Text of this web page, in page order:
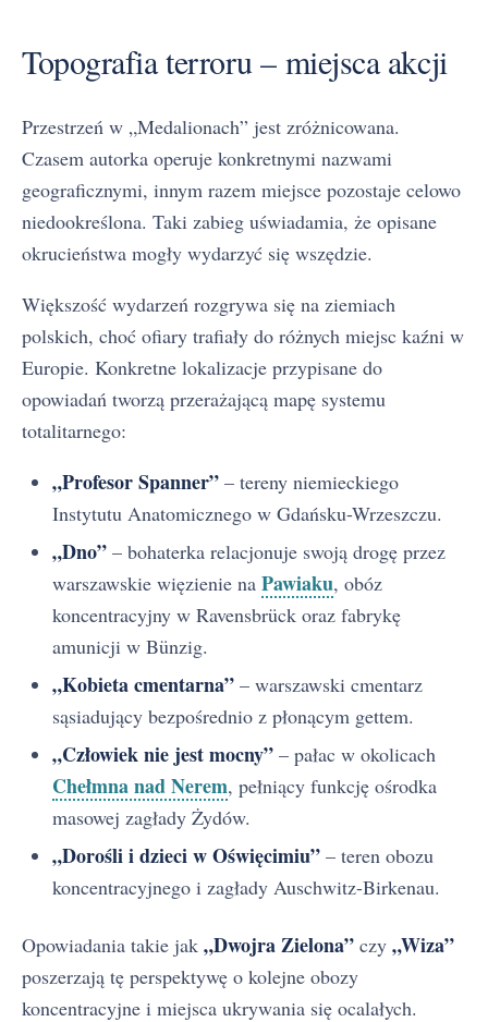
Topografia terroru – miejsca akcji
Przestrzeń w „Medalionach” jest zróżnicowana.
Czasem autorka operuje konkretnymi nazwami
geograficznymi, innym razem miejsce pozostaje celowo
niedookreślona. Taki zabieg uświadamia, że opisane
okrucieństwa mogły wydarzyć się wszędzie.
Większość wydarzeń rozgrywa się na ziemiach
polskich, choć ofiary trafiały do różnych miejsc kaźni w
Europie. Konkretne lokalizacje przypisane do
opowiadań tworzą przerażającą mapę systemu
totalitarnego:
„Profesor Spanner” – tereny niemieckiego
Instytutu Anatomicznego w Gdańsku-Wrzeszczu.
„Dno” – bohaterka relacjonuje swoją drogę przez
warszawskie więzienie na Pawiaku, obóz
koncentracyjny w Ravensbrück oraz fabrykę
amunicji w Bünzig.
„Kobieta cmentarna” – warszawski cmentarz
sąsiadujący bezpośrednio z płonącym gettem.
„Człowiek nie jest mocny” – pałac w okolicach
Chełmna nad Nerem, pełniący funkcję ośrodka
masowej zagłady Żydów.
„Dorośli i dzieci w Oświęcimiu” – teren obozu
koncentracyjnego i zagłady Auschwitz-Birkenau.
Opowiadania takie jak „Dwojra Zielona” czy „Wiza”
poszerzają tę perspektywę o kolejne obozy
koncentracyjne i miejsca ukrywania się ocalałych.